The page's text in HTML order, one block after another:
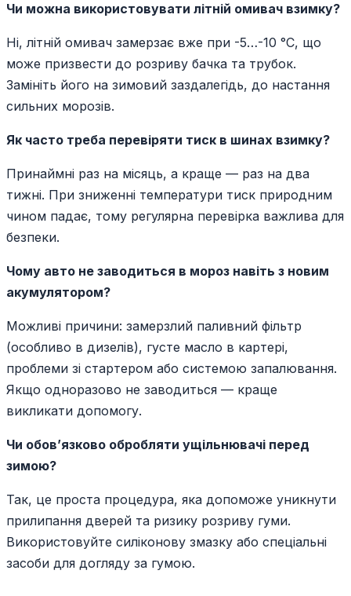
Чи можна використовувати літній омивач взимку?
Ні, літній омивач замерзає вже при -5…-10 °C, що
може призвести до розриву бачка та трубок.
Замініть його на зимовий заздалегідь, до настання
сильних морозів.
Як часто треба перевіряти тиск в шинах взимку?
Принаймні раз на місяць, а краще — раз на два
тижні. При зниженні температури тиск природним
чином падає, тому регулярна перевірка важлива для
безпеки.
Чому авто не заводиться в мороз навіть з новим
акумулятором?
Можливі причини: замерзлий паливний фільтр
(особливо в дизелів), густе масло в картері,
проблеми зі стартером або системою запалювання.
Якщо одноразово не заводиться — краще
викликати допомогу.
Чи обов’язково обробляти ущільнювачі перед
зимою?
Так, це проста процедура, яка допоможе уникнути
прилипання дверей та ризику розриву гуми.
Використовуйте силіконову змазку або спеціальні
засоби для догляду за гумою.